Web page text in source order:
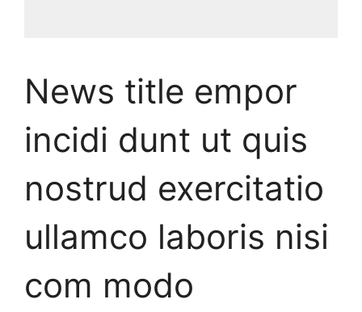
News title empor
incidi dunt ut quis
nostrud exercitatio
ullamco laboris nisi
com modo